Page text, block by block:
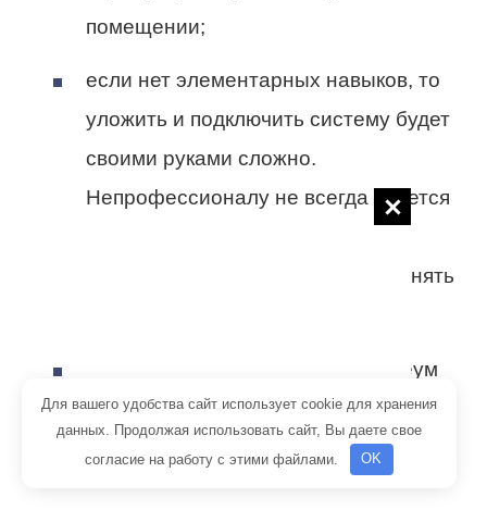
помещении;
если нет элементарных навыков, то
уложить и подключить систему будет
своими руками сложно.
Непрофессионалу не всегда удается
приходится обрезать и подсоединять
укладка теплого пола под линолеум
на бетонный пол с дефектами
приводит к ее деформации. Поэтому,
Для вашего удобства сайт использует cookie для хранения
данных. Продолжая использовать сайт, Вы даете свое
согласие на работу с этими файлами.
OK